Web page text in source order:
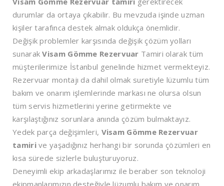
durumlar da ortaya çıkabilir. Bu mevzuda işinde uzman
kişiler tarafınca destek almak oldukça önemlidir.
Değişik problemler karşısında değişik çözüm yolları
sunarakVisam Gömme Rezervuar Tamiri olarak tüm
müşterilerimize İstanbul genelinde hizmet vermekteyiz.
Rezervuar montajı da dahil olmak suretiyle lüzumlu tüm
bakım ve onarım işlemlerinde markası ne olursa olsun
tüm servis hizmetlerini yerine getirmekte ve
karşılaştığınız sorunlara anında çözüm bulmaktayız.
Yedek parça değişimleri, Visam Gömme Rezervuar
tamirive yaşadığınız herhangi bir sorunda çözümleri en
kısa sürede sizlerle buluşturuyoruz.
Deneyimli ekip arkadaşlarımız ile beraber son teknoloji